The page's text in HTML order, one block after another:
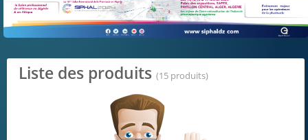
Liste des produits (15 produits)